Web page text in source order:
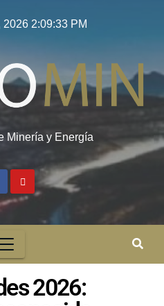
2026 2:09:34 PM
Minería y Energía
2026: